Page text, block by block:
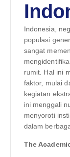
Indonesia,
populasi
sangat
rumit. Hal ini
faktor, mulai
kegiatan
ini menggali
menyoroti
dalam
The